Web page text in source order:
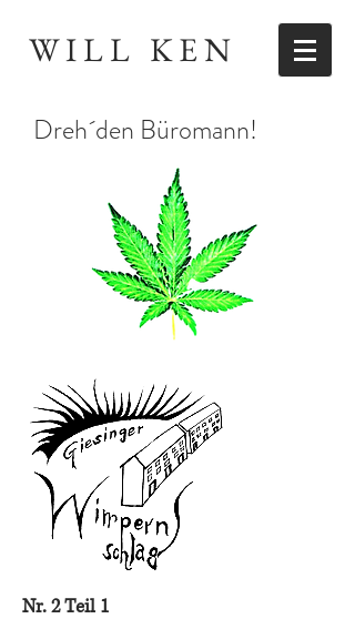
WILL KEN
Dreh´den Büromann!
Nr. 2 Teil 1